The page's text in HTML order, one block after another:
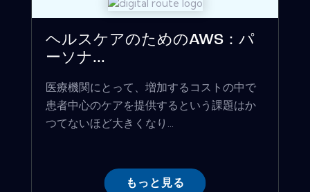
ヘルスケアのためのAWS：パ
ーソナ...
医療機関にとって、増加するコストの中で
患者中心のケアを提供するという課題はか
つてないほど大きくなり...
もっと見る